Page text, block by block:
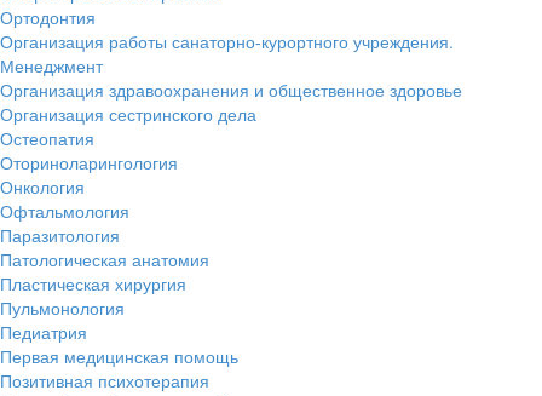
Ортодонтия
Организация работы санаторно-курортного учреждения.
Менеджмент
Организация здравоохранения и общественное здоровье
Организация сестринского дела
Остеопатия
Оториноларингология
Онкология
Офтальмология
Паразитология
Патологическая анатомия
Пластическая хирургия
Пульмонология
Педиатрия
Первая медицинская помощь
Позитивная психотерапия